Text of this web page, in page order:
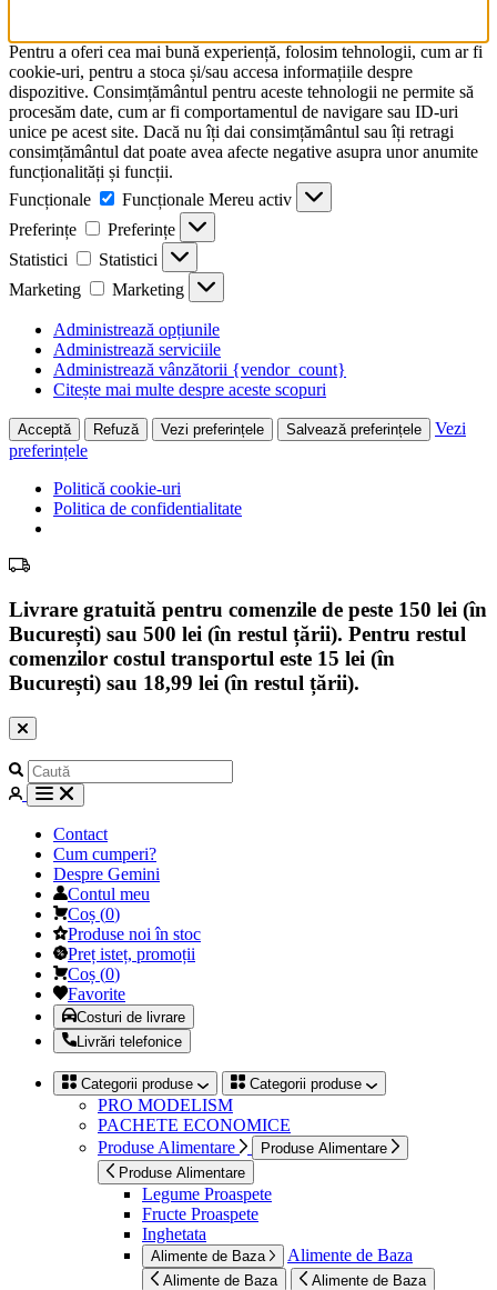
Pentru a oferi cea mai bună experiență, folosim tehnologii, cum ar fi
cookie-uri, pentru a stoca și/sau accesa informațiile despre
dispozitive. Consimțământul pentru aceste tehnologii ne permite să
procesăm date, cum ar fi comportamentul de navigare sau ID-uri
unice pe acest site. Dacă nu îți dai consimțământul sau îți retragi
consimțământul dat poate avea afecte negative asupra unor anumite
funcționalități și funcții.
Funcționale
Funcționale Mereu activ
Preferințe
Preferințe
Statistici
Statistici
Marketing
Marketing
Administrează opțiunile
Administrează serviciile
Administrează vânzătorii {vendor_count}
Citește mai multe despre aceste scopuri
Acceptă Refuză Vezi preferințele Salvează preferințele
Vezi
preferințele
Politică cookie-uri
Politica de confidentialitate
Livrare gratuită pentru comenzile de peste 150 lei (în
București) sau 500 lei (în restul țării). Pentru restul
comenzilor costul transportul este 15 lei (în
București) sau 18,99 lei (în restul țării).
Contact
Cum cumperi?
Despre Gemini
Contul meu
Coș (0)
Produse noi în stoc
Preț isteț, promoții
Coș (0)
Favorite
Costuri de livrare
Livrări telefonice
Categorii produse Categorii produse
PRO MODELISM
PACHETE ECONOMICE
Produse Alimentare
Produse Alimentare
Produse Alimentare
Legume Proaspete
Fructe Proaspete
Inghetata
Alimente de Baza Alimente de Baza
Alimente de Baza Alimente de Baza